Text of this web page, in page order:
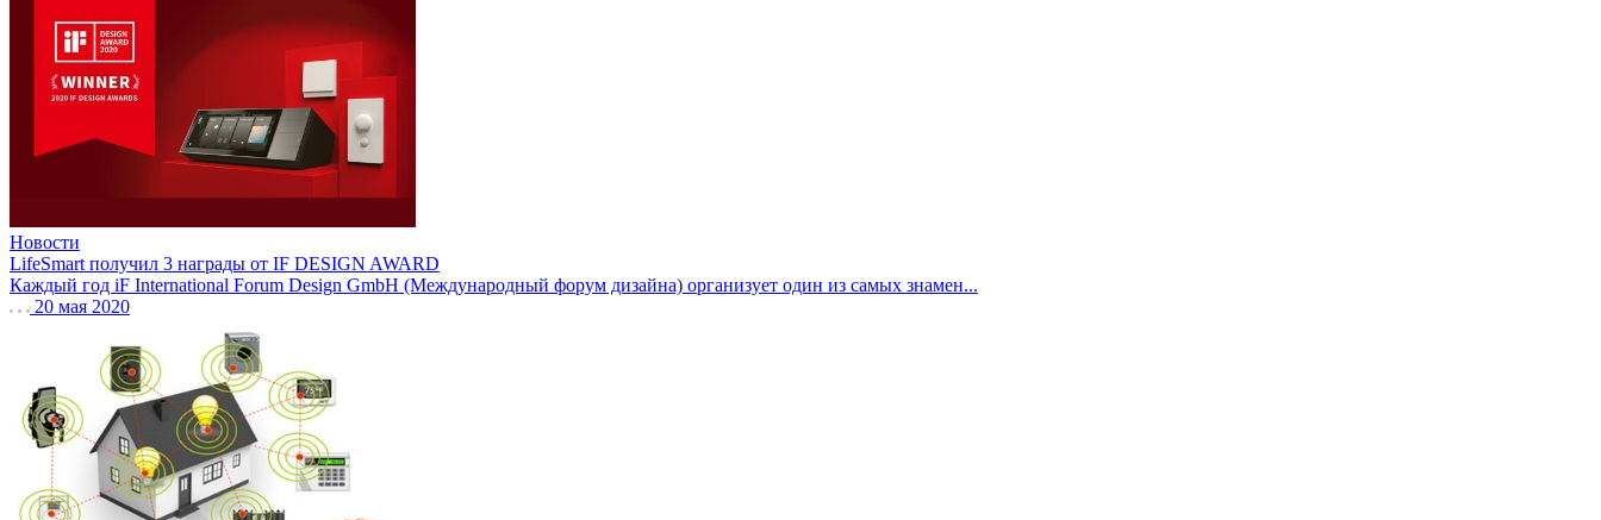
Новости
LifeSmart получил 3 награды от IF DESIGN AWARD
Каждый год iF International Forum Design GmbH (Международный форум дизайна) организует один из самых знамен...
20 мая 2020